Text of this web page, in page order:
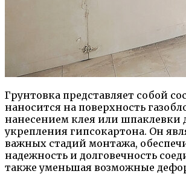
Грунтовка представляет собой
наносится на поверхность
нанесением клея или шпаклевки
укрепления гипсокартона. Он
важных стадий монтажа,
надежность и долговечность
также уменьшая возможные